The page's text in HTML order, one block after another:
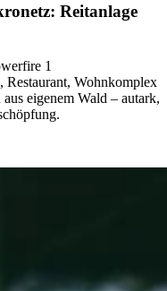
Reitanlage
1
Restaurant, Wohnkomplex
eigenem Wald – autark,